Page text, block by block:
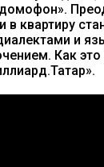
в квартиру
и
Как